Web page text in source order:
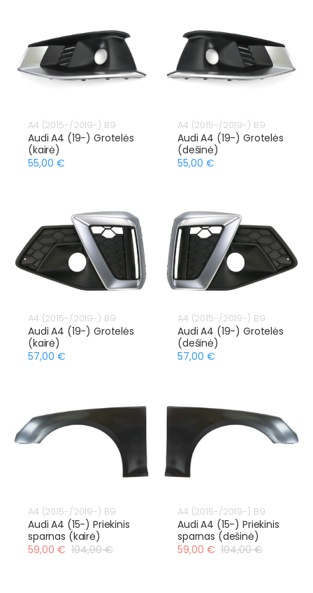
A4 (2015-/2019-) B9
Audi A4 (19-) Grotelės
(kairė)
55,00 €
A4 (2015-/2019-) B9
Audi A4 (19-) Grotelės
(dešinė)
55,00 €
A4 (2015-/2019-) B9
Audi A4 (19-) Grotelės
(kairė)
57,00 €
A4 (2015-/2019-) B9
Audi A4 (19-) Grotelės
(dešinė)
57,00 €
A4 (2015-/2019-) B9
Audi A4 (15-) Priekinis
sparnas (kairė)
59,00 € 104,00 €
A4 (2015-/2019-) B9
Audi A4 (15-) Priekinis
sparnas (dešinė)
59,00 € 104,00 €